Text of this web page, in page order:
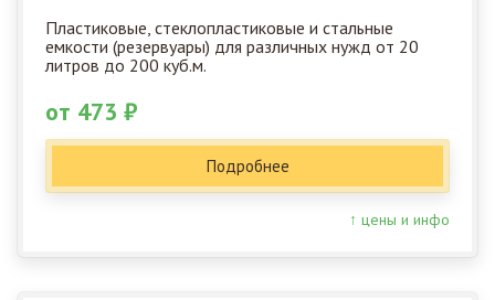
Пластиковые, стеклопластиковые и стальные
емкости (резервуары) для различных нужд от 20
литров до 200 куб.м.
от 473 ₽
Подробнее
↑ цены и инфо